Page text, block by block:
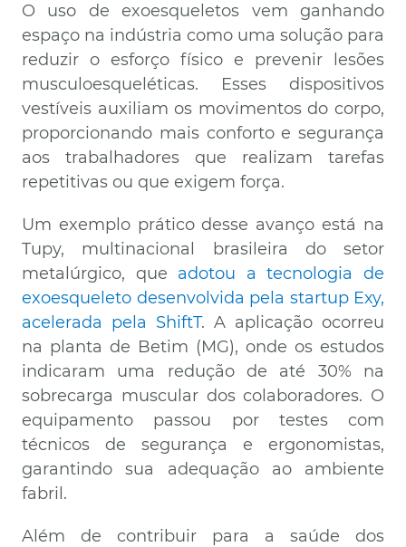
O uso de exoesqueletos vem ganhando
espaço na indústria como uma solução para
reduzir o esforço físico e prevenir lesões
musculoesqueléticas. Esses dispositivos
vestíveis auxiliam os movimentos do corpo,
proporcionando mais conforto e segurança
aos trabalhadores que realizam tarefas
repetitivas ou que exigem força.
Um exemplo prático desse avanço está na
Tupy, multinacional brasileira do setor
metalúrgico, que adotou a tecnologia de
exoesqueleto desenvolvida pela startup Exy,
acelerada pela ShiftT. A aplicação ocorreu
na planta de Betim (MG), onde os estudos
indicaram uma redução de até 30% na
sobrecarga muscular dos colaboradores. O
equipamento passou por testes com
técnicos de segurança e ergonomistas,
garantindo sua adequação ao ambiente
fabril.
Além de contribuir para a saúde dos